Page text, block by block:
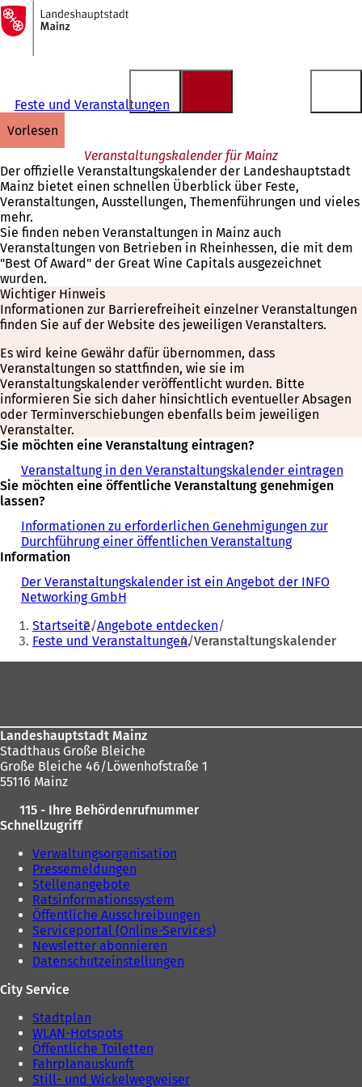
Inhalt anspringen
Zur
Startseite
Feste und Veranstaltungen
vorlesen
Veranstaltungskalender für Mainz
Der offizielle Veranstaltungskalender der Landeshauptstadt
Mainz bietet einen schnellen Überblick über Feste,
Veranstaltungen, Ausstellungen, Themenführungen und vieles
mehr.
Sie finden neben Veranstaltungen in Mainz auch
Veranstaltungen von Betrieben in Rheinhessen, die mit dem
"Best Of Award" der Great Wine Capitals ausgezeichnet
wurden.
Wichtiger Hinweis
Informationen zur Barrierefreiheit einzelner Veranstaltungen
finden Sie auf der Website des jeweiligen Veranstalters.
Es wird keine Gewähr dafür übernommen, dass
Veranstaltungen so stattfinden, wie sie im
Veranstaltungskalender veröffentlicht wurden. Bitte
informieren Sie sich daher hinsichtlich eventueller Absagen
oder Terminverschiebungen ebenfalls beim jeweiligen
Veranstalter.
Sie möchten eine Veranstaltung eintragen?
Veranstaltung in den Veranstaltungskalender eintragen
Sie möchten eine öffentliche Veranstaltung genehmigen
lassen?
Informationen zu erforderlichen Genehmigungen zur
Durchführung einer öffentlichen Veranstaltung
Information
Der Veranstaltungskalender ist ein Angebot der INFO
Networking GmbH
Sie
befinden
sich
Startseite Angebote entdecken
Feste und Veranstaltungen Veranstaltungskalender
Landeshauptstadt Mainz
Stadthaus Große Bleiche
Große Bleiche 46/Löwenhofstraße 1
55116 Mainz
115 - Ihre Behördenrufnummer
Schnellzugriff
Verwaltungsorganisation
Pressemeldungen
Stellenangebote
Ratsinformationssystem
Öffentliche Ausschreibungen
Serviceportal (Online-Services)
Newsletter abonnieren
Datenschutzeinstellungen
City Service
Stadtplan
WLAN-Hotspots
Öffentliche Toiletten
Fahrplanauskunft
Still- und Wickelwegweiser